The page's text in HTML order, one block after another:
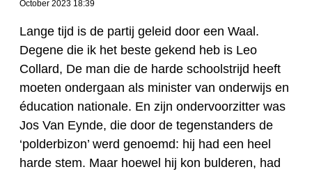
October 2023 18:39
Lange tijd is de partij geleid door een Waal.
Degene die ik het beste gekend heb is Leo
Collard, De man die de harde schoolstrijd heeft
moeten ondergaan als minister van onderwijs en
éducation nationale. En zijn ondervoorzitter was
Jos Van Eynde, die door de tegenstanders de
‘polderbizon’ werd genoemd: hij had een heel
harde stem. Maar hoewel hij kon bulderen, had